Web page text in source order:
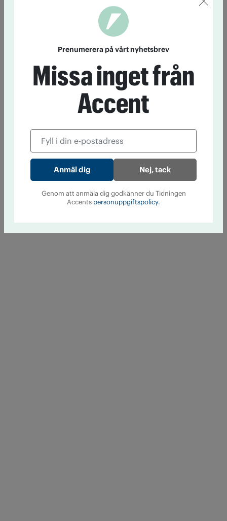
Prenumerera på vårt nyhetsbrev
Missa inget från
Accent
Nej, tack
Genom att anmäla dig godkänner du Tidningen
Accents personuppgiftspolicy.